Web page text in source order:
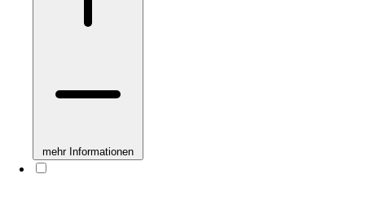
mehr Informationen